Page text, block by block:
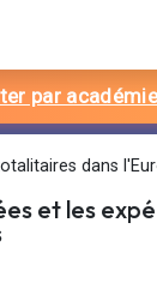
par
dans
et les